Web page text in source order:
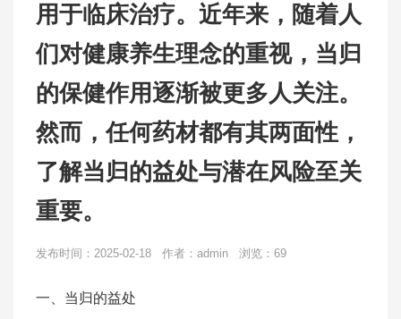
用于临床治疗。近年来，随着人
们对健康养生理念的重视，当归
的保健作用逐渐被更多人关注。
然而，任何药材都有其两面性，
了解当归的益处与潜在风险至关
重要。
发布时间：2025-02-18 作者：admin 浏览：69
一、当归的益处